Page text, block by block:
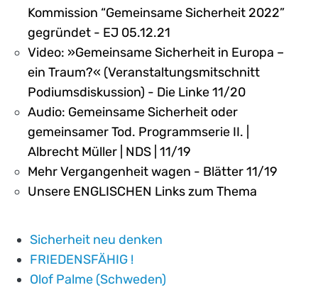
Kommission “Gemeinsame Sicherheit 2022”
gegründet - EJ 05.12.21
Video: »Gemeinsame Sicherheit in Europa –
ein Traum?« (Veranstaltungsmitschnitt
Podiumsdiskussion) - Die Linke 11/20
Audio: Gemeinsame Sicherheit oder
gemeinsamer Tod. Programmserie II. |
Albrecht Müller | NDS | 11/19
Mehr Vergangenheit wagen - Blätter 11/19
Unsere ENGLISCHEN Links zum Thema
Sicherheit neu denken
FRIEDENSFÄHIG !
Olof Palme (Schweden)